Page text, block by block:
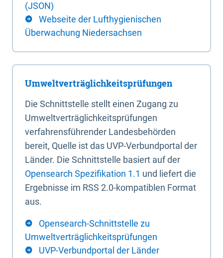
(JSON)
Webseite der Lufthygienischen
Überwachung Niedersachsen
Umweltverträglichkeitsprüfungen
Die Schnittstelle stellt einen Zugang zu
Umweltverträglichkeitsprüfungen
verfahrensführender Landesbehörden
bereit, Quelle ist das UVP-Verbundportal der
Länder. Die Schnittstelle basiert auf der
Opensearch Spezifikation 1.1 und liefert die
Ergebnisse im RSS 2.0-kompatiblen Format
aus.
Opensearch-Schnittstelle zu
Umweltverträglichkeitsprüfungen
UVP-Verbundportal der Länder